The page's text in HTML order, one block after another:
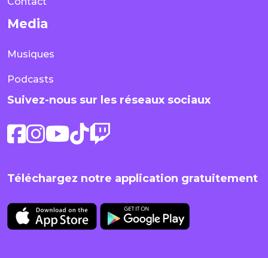
Media
Musiques
Podcasts
Suivez-nous sur les réseaux sociaux
Téléchargez notre application gratuitement